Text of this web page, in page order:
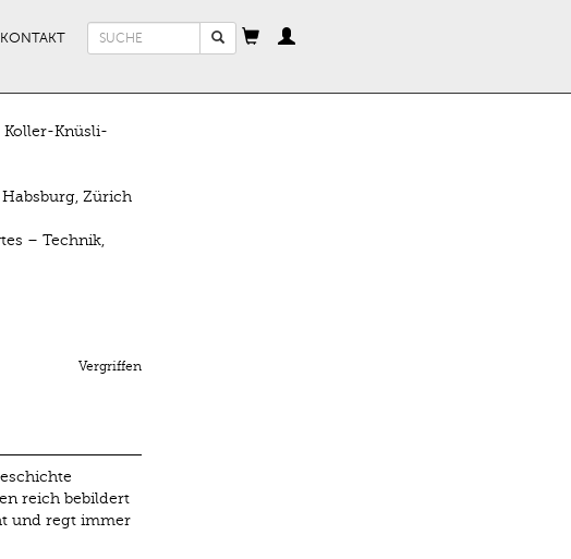
KONTAKT
Suchformular
Koller-Knüsli-
Zürich
– Technik,
Vergriffen
reich bebildert
und regt immer